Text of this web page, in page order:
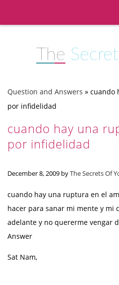
The
Question and Answers » cuando
por infidelidad
cuando hay una
por infidelidad
December 8, 2009 byThe Secrets Of
cuando hay una ruptura en el
hacer para sanar mi mente y mi
adelante y no quererme vengar
Answer
Sat Nam,